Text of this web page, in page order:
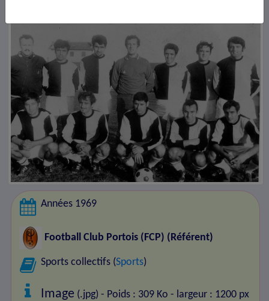
Années 1969
Football Club Portois (FCP) (Référent)
Sports collectifs (Sports)
Image (.jpg) - Poids : 309 Ko - largeur : 1200 px